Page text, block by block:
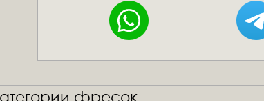
фресок